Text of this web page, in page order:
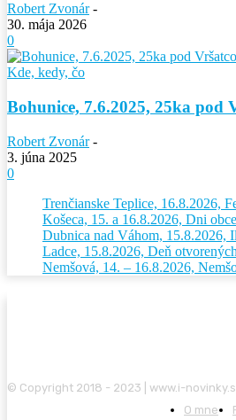
Robert Zvonár -
30. mája 2026
0
Kde, kedy, čo
Bohunice, 7.6.2025, 25ka pod
Robert Zvonár -
3. júna 2025
0
Trenčianske Teplice, 16.8.2026,
Košeca, 15. a 16.8.2026, Dni
Dubnica nad Váhom, 15.8.2026,
Ladce, 15.8.2026, Deň
Nemšová, 14. – 16.8.2026,
© Copyright 2018 - 2023 | www.i-
O mne